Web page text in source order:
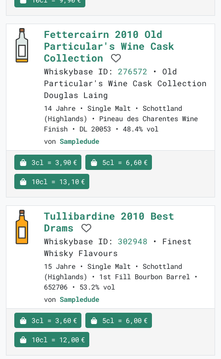
Fettercairn 2010 Old
Particular's Wine Cask
Collection
Whiskybase ID: 276572 • Old
Particular's Wine Cask Collection
Douglas Laing
14 Jahre • Single Malt • Schottland
(Highlands) • Pineau des Charentes Wine
Finish • DL 20053 • 48.4% vol
von Sampledude
3cl = 3,90 € 5cl = 6,60 €
10cl = 13,10 €
Tullibardine 2010 Best
Drams
Whiskybase ID: 302948 • Finest
Whisky Flavours
15 Jahre • Single Malt • Schottland
(Highlands) • 1st Fill Bourbon Barrel •
652706 • 53.2% vol
von Sampledude
3cl = 3,60 € 5cl = 6,00 €
10cl = 12,00 €